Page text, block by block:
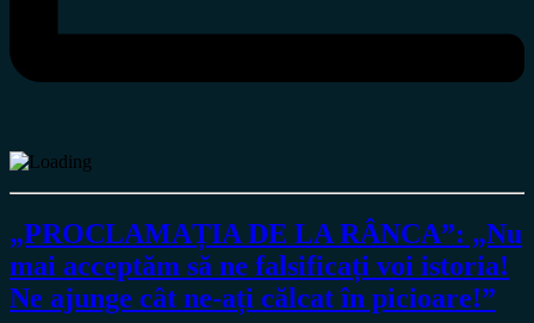
„PROCLAMAȚIA DE LA RÂNCA”: „Nu
mai acceptăm să ne falsificați voi istoria!
Ne ajunge cât ne-ați călcat în picioare!”